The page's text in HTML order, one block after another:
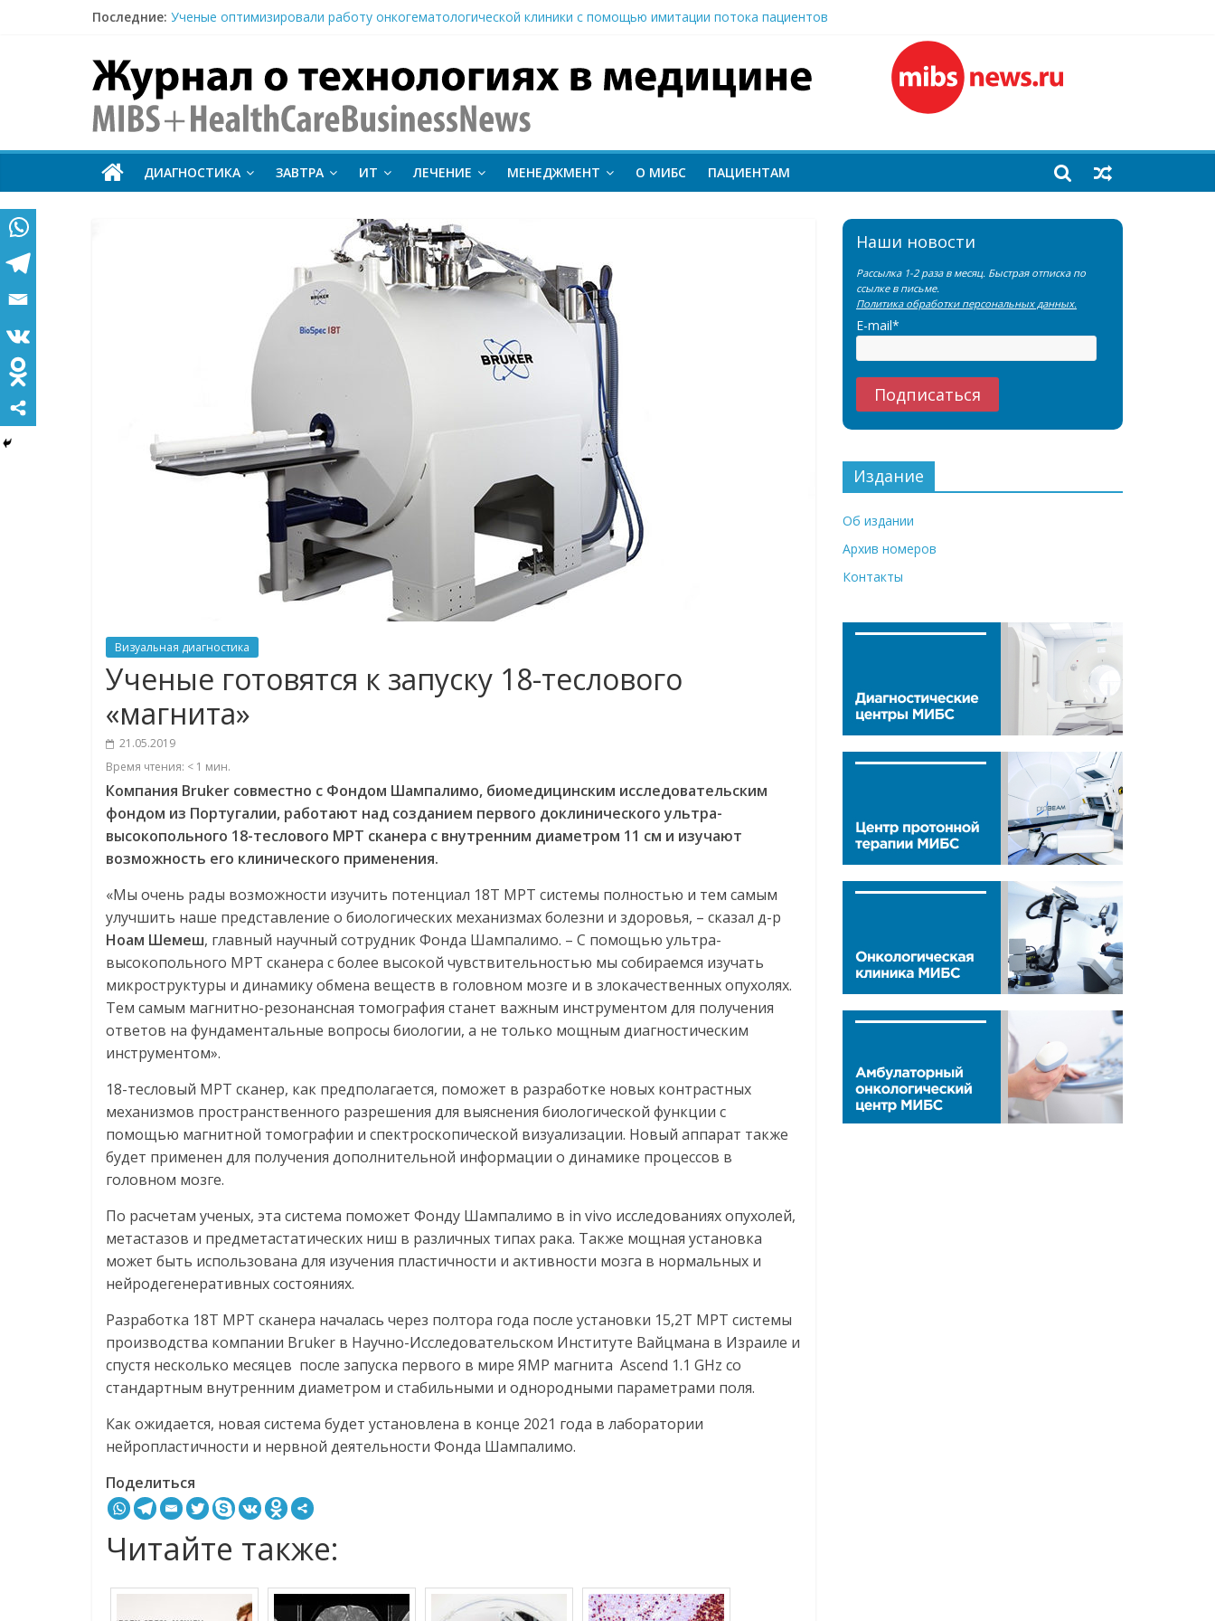
Последние: Ученые оптимизировали работу онкогематологической клиники с помощью имитации потока пациентов
Тераностика, кардиологическая ПЭТ-КТ и новый этап развития ядерной медицины: результаты конференции SNMMI
Атеросклероз и рак: почему онкопациентам важно следить за состоянием сердечно-сосудистой системы?
Elekta и МИБС подписали соглашение о поставке первого Гамма-ножа в Узбекистан
MIBS
+
HealthCareBusinessNews
Технологии
ДИАГНОСТИКА ЗАВТРА ИТ ЛЕЧЕНИЕ МЕНЕДЖМЕНТ О МИБС ПАЦИЕНТАМ
Визуальная диагностика
Ученые готовятся к запуску 18-теслового
«магнита»
21.05.2019
Время чтения: < 1 мин.
Компания Bruker совместно с Фондом Шампалимо, биомедицинским исследовательским
фондом из Португалии, работают над созданием первого доклинического ультра-
высокопольного 18-теслового МРТ сканера с внутренним диаметром 11 см и изучают
возможность его клинического применения.
«Мы очень рады возможности изучить потенциал 18Т МРТ системы полностью и тем самым
улучшить наше представление о биологических механизмах болезни и здоровья, – сказал д-р
Ноам Шемеш, главный научный сотрудник Фонда Шампалимо. – С помощью ультра-
высокопольного МРТ сканера с более высокой чувствительностью мы собираемся изучать
микроструктуры и динамику обмена веществ в головном мозге и в злокачественных опухолях.
Тем самым магнитно-резонансная томография станет важным инструментом для получения
ответов на фундаментальные вопросы биологии, а не только мощным диагностическим
инструментом».
18-тесловый МРТ сканер, как предполагается, поможет в разработке новых контрастных
механизмов пространственного разрешения для выяснения биологической функции с
помощью магнитной томографии и спектроскопической визуализации. Новый аппарат также
будет применен для получения дополнительной информации о динамике процессов в
головном мозге.
По расчетам ученых, эта система поможет Фонду Шампалимо в in vivo исследованиях опухолей,
метастазов и предметастатических ниш в различных типах рака. Также мощная установка
может быть использована для изучения пластичности и активности мозга в нормальных и
нейродегенеративных состояниях.
Разработка 18Т МРТ сканера началась через полтора года после установки 15,2Т МРТ системы
производства компании Bruker в Научно-Исследовательском Институте Вайцмана в Израиле и
спустя несколько месяцев после запуска первого в мире ЯМР магнита Ascend 1.1 GHz со
стандартным внутренним диаметром и стабильными и однородными параметрами поля.
Как ожидается, новая система будет установлена в конце 2021 года в лаборатории
нейропластичности и нервной деятельности Фонда Шампалимо.
Поделиться
Читайте также:
Наши новости
Рассылка 1-2 раза в месяц. Быстрая отписка по
ссылке в письме.
Политика обработки персональных данных.
E-mail*
Издание
Об издании
Архив номеров
Контакты